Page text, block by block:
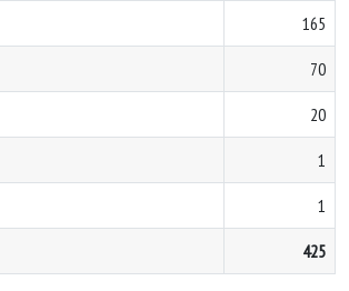
165
70
20
1
1
425